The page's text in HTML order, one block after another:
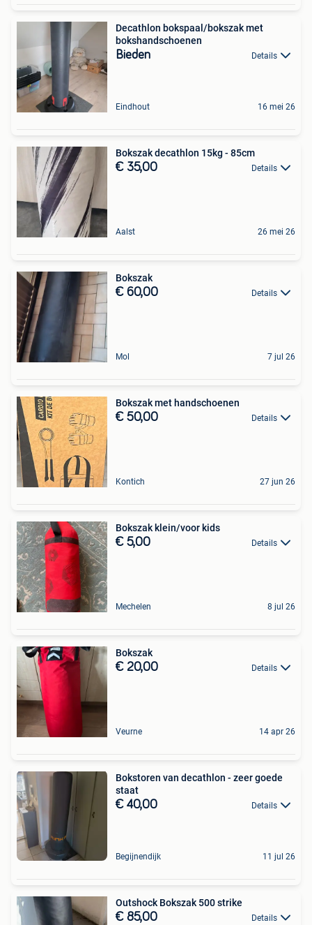
Decathlon bokspaal/bokszak met
bokshandschoenen
Bieden Details
Eindhout 16 mei 26
Bokszak decathlon 15kg - 85cm
€ 35,00 Details
Aalst 26 mei 26
Bokszak
€ 60,00 Details
Mol 7 jul 26
Bokszak met handschoenen
€ 50,00 Details
Kontich 27 jun 26
Bokszak klein/voor kids
€ 5,00 Details
Mechelen 8 jul 26
Bokszak
€ 20,00 Details
Veurne 14 apr 26
Bokstoren van decathlon - zeer goede
staat
€ 40,00 Details
Begijnendijk 11 jul 26
Outshock Bokszak 500 strike
€ 85,00 Details